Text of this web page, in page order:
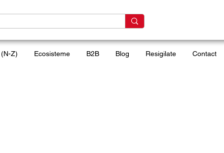
Z) Ecosisteme B2B Blog Resigilate Contact